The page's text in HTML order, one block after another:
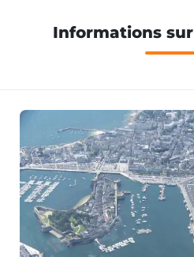
Informations sur